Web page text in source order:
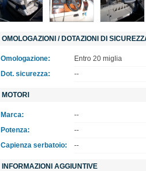
OMOLOGAZIONI / DOTAZIONI DI
Omologazione: Entro 20 miglia
Dot. sicurezza:
--
MOTORI
Marca: --
Potenza:
--
Capienza serbatoio:
--
INFORMAZIONI AGGIUNTIVE